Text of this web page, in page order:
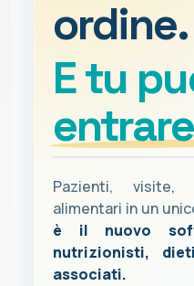
ordine.
E tu
Pazienti, visite,
alimentari in un
è il nuovo
nutrizionisti,
associati.